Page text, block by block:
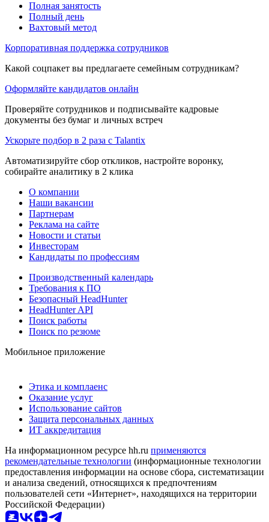
Полная занятость
Полный день
Вахтовый метод
Корпоративная поддержка сотрудников
Какой соцпакет вы предлагаете семейным сотрудникам?
Оформляйте кандидатов онлайн
Проверяйте сотрудников и подписывайте кадровые
документы без бумаг и личных встреч
Ускорьте подбор в 2 раза с Talantix
Автоматизируйте сбор откликов, настройте воронку,
собирайте аналитику в 2 клика
О компании
Наши вакансии
Партнерам
Реклама на сайте
Новости и статьи
Инвесторам
Кандидаты по профессиям
Производственный календарь
Требования к ПО
Безопасный HeadHunter
HeadHunter API
Поиск работы
Поиск по резюме
Мобильное приложение
Этика и комплаенс
Оказание услуг
Использование сайтов
Защита персональных данных
ИТ аккредитация
На информационном ресурсе hh.ru применяются
рекомендательные технологии (информационные технологии
предоставления информации на основе сбора, систематизации
и анализа сведений, относящихся к предпочтениям
пользователей сети «Интернет», находящихся на территории
Российской Федерации)